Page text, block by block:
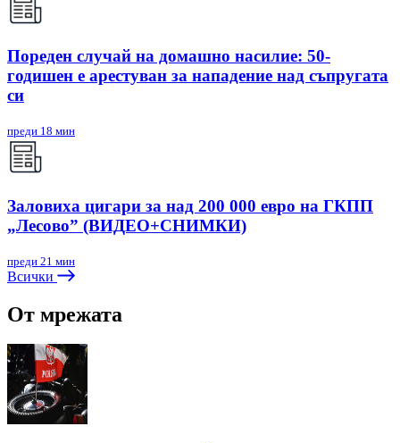
Пореден случай на домашно насилие: 50-
годишен е арестуван за нападение над съпругата
си
преди 18 мин
Заловиха цигари за над 200 000 евро на ГКПП
„Лесово” (ВИДЕО+СНИМКИ)
преди 21 мин
Всички
От мрежата